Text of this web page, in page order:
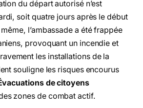
du départ autorisé n’est
soit quatre jours après le début
l’ambassade a été frappée
provoquant un incendie et
les installations de la
souligne les risques encourus
de citoyens
zones de combat actif.